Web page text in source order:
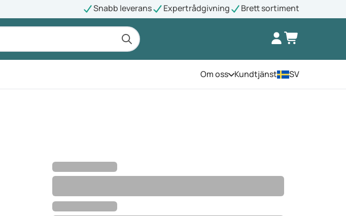
Snabb leverans Expertrådgivning Brett sortiment
Om ossÖppna menyn
Kundtjänst SV